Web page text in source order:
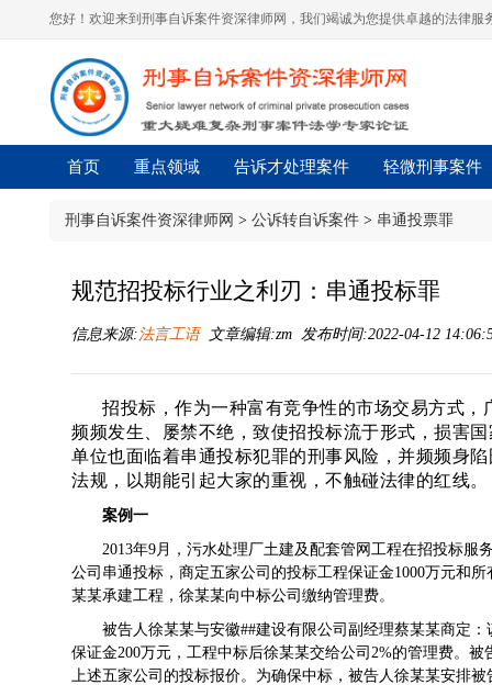
您好！欢迎来到刑事自诉案件资深律师网，我们竭诚为您提供卓越的法律服
首页 重点领域 告诉才处理案件 轻微刑事案件
刑事自诉案件资深律师网 > 公诉转自诉案件 > 串通投票罪
规范招投标行业之利刃：串通投标罪
信息来源:法言工语文章编辑:zm 发布时间:2022-04-12
招投标，作为一种富有竞争性的市场交易方式
频频发生、屡禁不绝，致使招投标流于形式，损害
单位也面临着串通投标犯罪的刑事风险，并频频身
法规，以期能引起大家的重视，不触碰法律的红线。
案例一
2013年9月，污水处理厂土建及配套管网工程在招投标服
公司串通投标，商定五家公司的投标工程保证金1000万元和
某某承建工程，徐某某向中标公司缴纳管理费。
被告人徐某某与安徽##建设有限公司副经理蔡某某商定
保证金200万元，工程中标后徐某某交给公司2%的管理费。
上述五家公司的投标报价。为确保中标，被告人徐某某安排